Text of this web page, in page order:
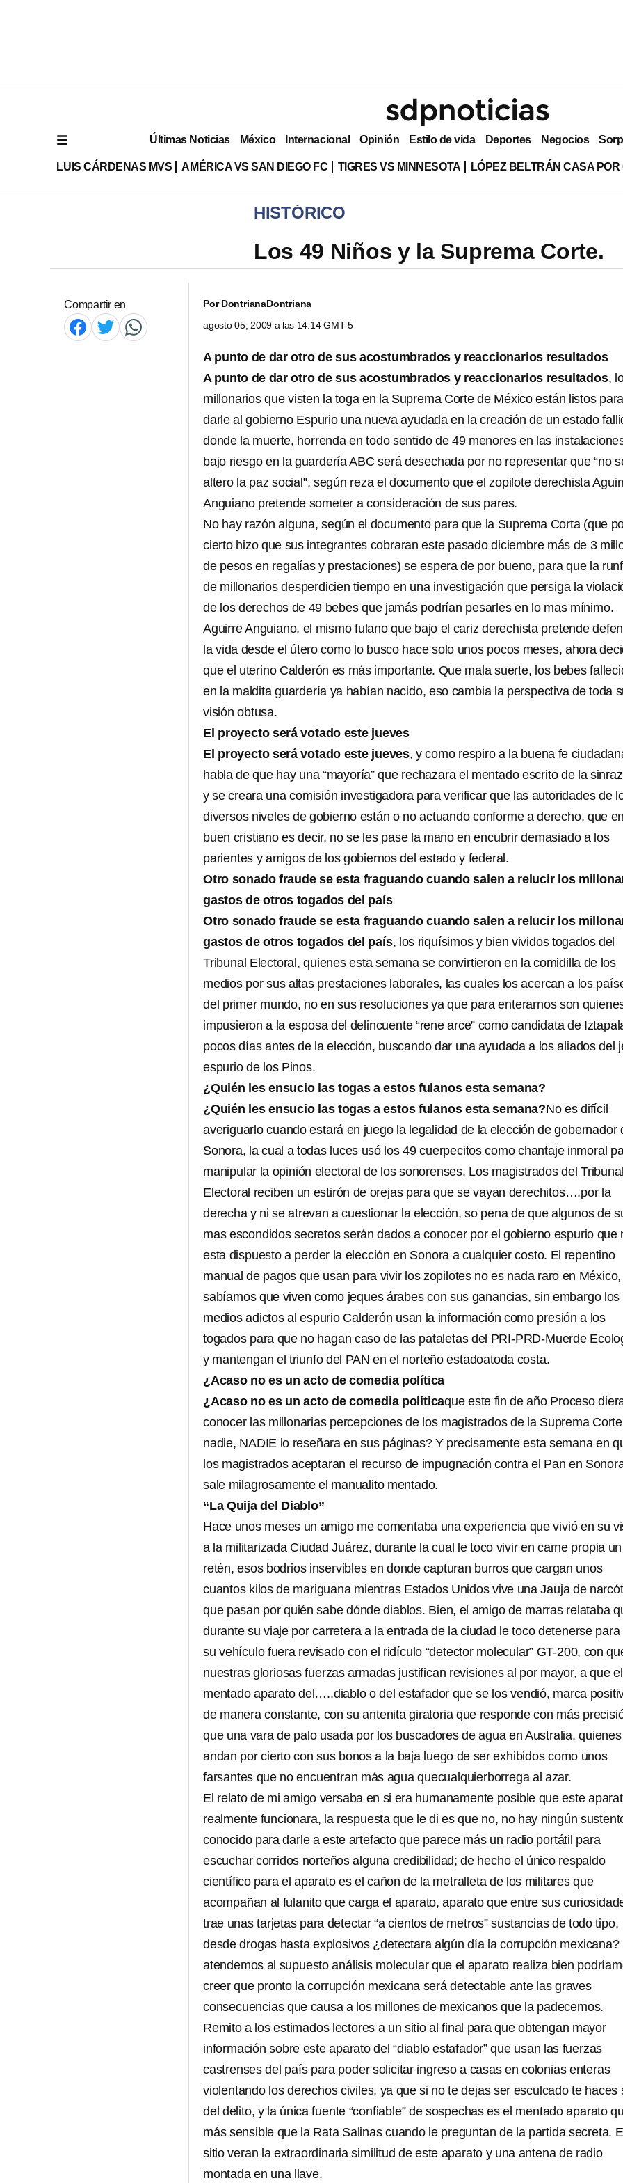
Últimas Noticias México Internacional Opinión Estilo de vida Deportes Negocios
LUIS CÁRDENAS MVS AMÉRICA VS SAN DIEGO FC TIGRES VS MINNESOTA LÓPEZ BELTRÁN CASA POR
HISTÓRICO
Los 49 Niños y la Suprema Corte.
Compartir en PorDontrianaDontriana
agosto 05, 2009 a las 14:14 GMT-5
A punto de dar otro de sus acostumbrados y reaccionarios resultados
A punto de dar otro de sus acostumbrados y reaccionarios resultados,
millonarios que visten la toga en la Suprema Corte de México están listos para
darle al gobierno Espurio una nueva ayudada en la creación de un estado
donde la muerte, horrenda en todo sentido de 49 menores en las
bajo riesgo en la guardería ABC será desechada por no representar que “no
altero la paz social”, según reza el documento que el zopilote derechista
Anguiano pretende someter a consideración de sus pares.
No hay razón alguna, según el documento para que la Suprema Corta (que
cierto hizo que sus integrantes cobraran este pasado diciembre más de 3
de pesos en regalías y prestaciones) se espera de por bueno, para que la
de millonarios desperdicien tiempo en una investigación que persiga la
de los derechos de 49 bebes que jamás podrían pesarles en lo mas mínimo.
Aguirre Anguiano, el mismo fulano que bajo el cariz derechista pretende
la vida desde el útero como lo busco hace solo unos pocos meses, ahora
que el uterino Calderón es más importante. Que mala suerte, los bebes
en la maldita guardería ya habían nacido, eso cambia la perspectiva de toda
visión obtusa.
El proyecto será votado este jueves
El proyecto será votado este jueves, y como respiro a la buena fe
habla de que hay una “mayoría” que rechazara el mentado escrito de la
y se creara una comisión investigadora para verificar que las autoridades de
diversos niveles de gobierno están o no actuando conforme a derecho, que en
buen cristiano es decir, no se les pase la mano en encubrir demasiado a los
parientes y amigos de los gobiernos del estado y federal.
Otro sonado fraude se esta fraguando cuando salen a relucir los
gastos de otros togados del país
Otro sonado fraude se esta fraguando cuando salen a relucir los
gastos de otros togados del país, los riquísimos y bien vividos togados del
Tribunal Electoral, quienes esta semana se convirtieron en la comidilla de los
medios por sus altas prestaciones laborales, las cuales los acercan a los
del primer mundo, no en sus resoluciones ya que para enterarnos son
impusieron a la esposa del delincuente “rene arce” como candidata de
pocos días antes de la elección, buscando dar una ayudada a los aliados del
espurio de los Pinos.
¿Quién les ensucio las togas a estos fulanos esta semana?
¿Quién les ensucio las togas a estos fulanos esta semana?No es difícil
averiguarlo cuando estará en juego la legalidad de la elección de gobernador
Sonora, la cual a todas luces usó los 49 cuerpecitos como chantaje inmoral
manipular la opinión electoral de los sonorenses. Los magistrados del Tribunal
Electoral reciben un estirón de orejas para que se vayan derechitos….por la
derecha y ni se atrevan a cuestionar la elección, so pena de que algunos de
mas escondidos secretos serán dados a conocer por el gobierno espurio que
esta dispuesto a perder la elección en Sonora a cualquier costo. El repentino
manual de pagos que usan para vivir los zopilotes no es nada raro en
sabíamos que viven como jeques árabes con sus ganancias, sin embargo los
medios adictos al espurio Calderón usan la información como presión a los
togados para que no hagan caso de las pataletas del PRI-PRD-Muerde
y mantengan el triunfo del PAN en el norteño estadoatoda costa.
¿Acaso no es un acto de comedia política
¿Acaso no es un acto de comedia políticaque este fin de año Proceso
conocer las millonarias percepciones de los magistrados de la Suprema
nadie, NADIE lo reseñara en sus páginas? Y precisamente esta semana en
los magistrados aceptaran el recurso de impugnación contra el Pan en
sale milagrosamente el manualito mentado.
“La Quija del Diablo”
Hace unos meses un amigo me comentaba una experiencia que vivió en su
a la militarizada Ciudad Juárez, durante la cual le toco vivir en carne propia un
retén, esos bodrios inservibles en donde capturan burros que cargan unos
cuantos kilos de mariguana mientras Estados Unidos vive una Jauja de
que pasan por quién sabe dónde diablos. Bien, el amigo de marras relataba
durante su viaje por carretera a la entrada de la ciudad le toco detenerse para
su vehículo fuera revisado con el ridículo “detector molecular” GT-200, con
nuestras gloriosas fuerzas armadas justifican revisiones al por mayor, a que el
mentado aparato del…..diablo o del estafador que se los vendió, marca
de manera constante, con su antenita giratoria que responde con más
que una vara de palo usada por los buscadores de agua en Australia, quienes
andan por cierto con sus bonos a la baja luego de ser exhibidos como unos
farsantes que no encuentran más agua quecualquierborrega al azar.
El relato de mi amigo versaba en si era humanamente posible que este
realmente funcionara, la respuesta que le di es que no, no hay ningún
conocido para darle a este artefacto que parece más un radio portátil para
escuchar corridos norteños alguna credibilidad; de hecho el único respaldo
científico para el aparato es el cañon de la metralleta de los militares que
acompañan al fulanito que carga el aparato, aparato que entre sus
trae unas tarjetas para detectar “a cientos de metros” sustancias de todo tipo,
desde drogas hasta explosivos ¿detectara algún día la corrupción mexicana?
atendemos al supuesto análisis molecular que el aparato realiza bien
creer que pronto la corrupción mexicana será detectable ante las graves
consecuencias que causa a los millones de mexicanos que la padecemos.
Remito a los estimados lectores a un sitio al final para que obtengan mayor
información sobre este aparato del “diablo estafador” que usan las fuerzas
castrenses del país para poder solicitar ingreso a casas en colonias enteras
violentando los derechos civiles, ya que si no te dejas ser esculcado te haces
del delito, y la única fuente “confiable” de sospechas es el mentado aparato
más sensible que la Rata Salinas cuando le preguntan de la partida secreta.
sitio veran la extraordinaria similitud de este aparato y una antena de radio
montada en una llave.